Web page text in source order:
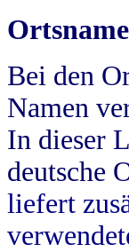
Bei den
Namen
In dieser
deutsche
liefert